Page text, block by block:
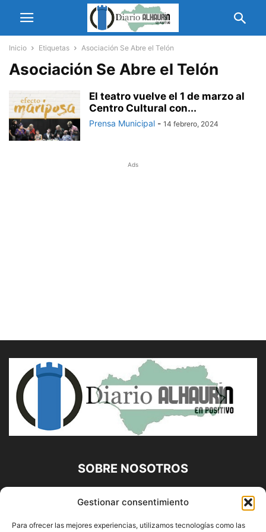
Gestionar consentimiento
Para ofrecer las mejores experiencias, utilizamos tecnologías como las
Inicio Etiquetas Asociación Se Abre el Telón
Asociación Se Abre el Telón
El teatro vuelve el 1 de marzo al
Centro Cultural con...
Prensa Municipal - 14 febrero, 2024
Ads
SOBRE NOSOTROS
Diario Alhaurín (www.alhaurindelatorre.com) Propiedad de
Francisco E. López López | 639 95 71 95 | Noticias de
Alhaurín de la Torre, Málaga y Provincia|